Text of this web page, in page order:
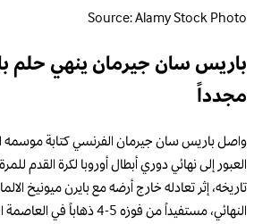
Source: Alamy Stock Photo
باريس سان جيرمان ينهي حلم
مجدداً
واصل باريس سان جيرمان الفرنسي كتابة موسمه
العبور إلى نهائي دوري أبطال أوروبا لكرة القدم للمرة
النهائي، مستفيداً من فوزه 5-4 ذهاباً في العاصمة الفرنسية.